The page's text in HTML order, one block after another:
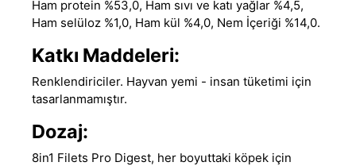
Ham protein %53,0, Ham sıvı ve katı yağlar %4,5,
Ham selüloz %1,0, Ham kül %4,0, Nem İçeriği %14,0.
Katkı Maddeleri:
Renklendiriciler. Hayvan yemi - insan tüketimi için
tasarlanmamıştır.
Dozaj:
8in1 Filets Pro Digest, her boyuttaki köpek için